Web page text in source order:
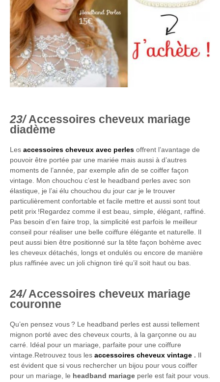
Accessoires cheveux mariage
diadème
Les accessoires cheveux avec perles offrent l’avantage de
pouvoir être portée par une mariée mais aussi à d’autres
moments de l’année, par exemple afin de se coiffer façon
vintage. Mon chouchou c’est le headband perles avec son
élastique, je l’ai élu chouchou du jour car je le trouver
particulièrement confortable et facile mettre et aussi sont tout
petit prix !Regardez comme il est beau, simple, élégant, raffiné.
Pas besoin d’en faire trop, la simplicité est parfois le meilleur
conseil pour réaliser une belle coiffure élégante et naturelle. Il
peut aussi bien être positionné sur la tête façon bohème avec
les cheveux détachés, longs et ondulés ou encore de manière
plus raffinée avec un joli chignon tiré qu’il soit haut ou bas.
Accessoires cheveux mariage
couronne
Qu’en pensez vous ? Le headband perles est aussi tellement
mignon porté avec des cheveux courts, à la garçonne ou au
carré. Idéal pour un mariage, parfaite pour une coiffure
vintage.Retrouvez tous les accessoires cheveux vintage . Il
est évident que si vous rechercher un bijou pour vous coiffer
pour un mariage, le headband mariage perle est fait pour vous.